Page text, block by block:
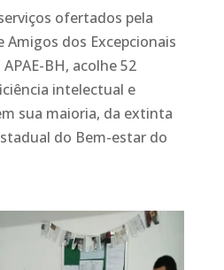
ofertados pela
Amigos dos Excepcionais
BH, acolhe 52
intelectual e
sua maioria, da extinta
do Bem-estar do